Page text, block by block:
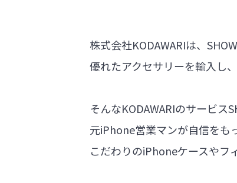
株式会社KODAWARIは、
優れたアクセサリーを輸入し
そんなKODAWARIのサービス
元iPhone営業マンが自信をも
こだわりのiPhoneケースやフ